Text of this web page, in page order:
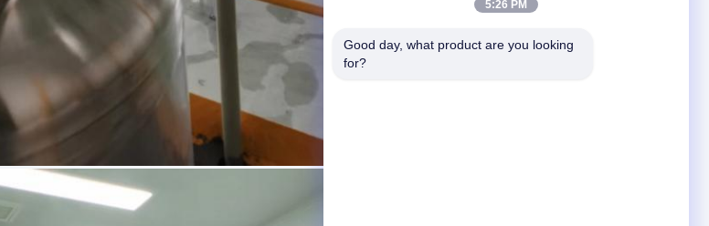
5:26 PM
Good day, what product are you looking
for?